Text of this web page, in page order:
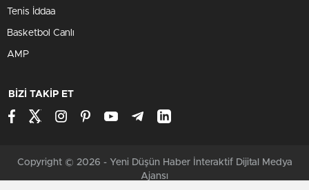
Tenis İddaa
Basketbol Canlı
AMP
BİZİ TAKİP ET
Copyright © 2026 - Yeni Düşün Haber İnteraktif Dijital Medya
Ajansı